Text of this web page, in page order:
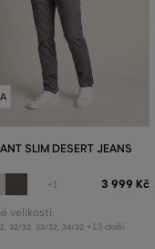
SLIM DESERT JEANS
+1 3 999 Kč
velikosti:
32/32 33/32 34/32 +13 další